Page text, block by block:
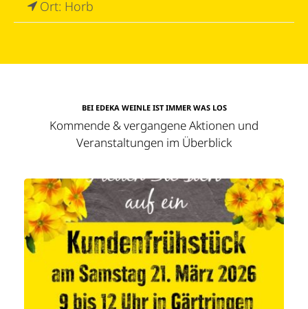
Ort: Horb
BEI EDEKA WEINLE IST IMMER WAS LOS
Kommende & vergangene Aktionen und
Veranstaltungen im Überblick